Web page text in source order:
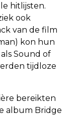
hitlijsten.
ook
van de film
kon hun
Sound of
tijdloze
bereikten
album Bridge